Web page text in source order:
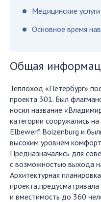
Медицинские услуги
Основное время
Общая
Теплоход «Петербург»
проекта 301. Был
носил название
категории сооружались
Elbewerf Boizenburg и
высоким уровнем
Предназначались для
с возможностью выхода
Архитектурная
и вместимость до 360